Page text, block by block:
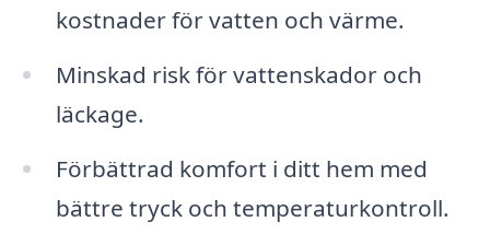
kostnader för vatten och värme.
Minskad risk för vattenskador och
läckage.
Förbättrad komfort i ditt hem med
bättre tryck och temperaturkontroll.